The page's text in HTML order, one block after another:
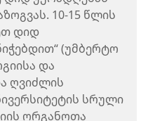
10-15 წლის
დიდ
(უმბერტო
და
ღვიძლის
სრული
ორგანოთა